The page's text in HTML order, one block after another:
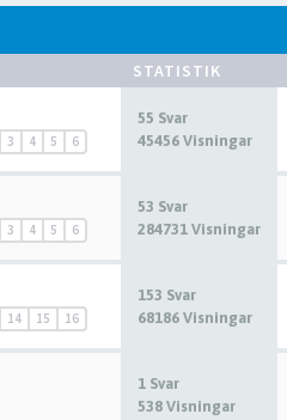
STATISTIK
3 4 5 6
55 Svar
45456 Visningar
3 4 5 6
53 Svar
284731 Visningar
14 15 16
153 Svar
68186 Visningar
1 Svar
538 Visningar